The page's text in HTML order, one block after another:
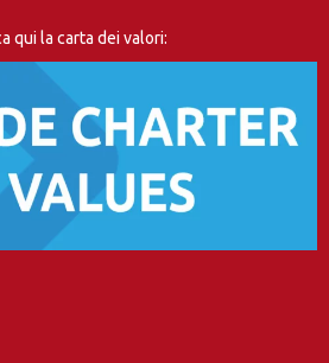
qui la carta dei valori: